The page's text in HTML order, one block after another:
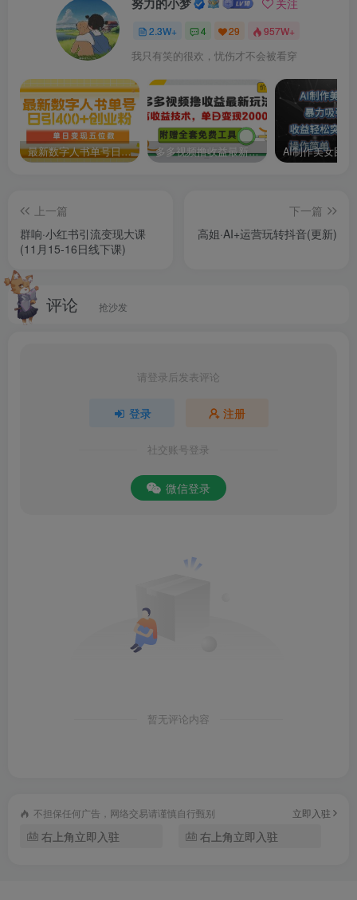
03.如何快速找到并覆盖阿里在谷歌上SEO.SEM排名靠前的
关键词.mp4
04.阿里国际站如何开启无人直播【半违规，但可行】.mp4
05.阿里国际站账号注册以及养号流程【正确使用买家账号降
低账号被封概率】.mp4
06.阿里国际站买家账号如何提升至L1+层级.mp4
07.阿里国际站如何自己手动给产品补询盘【如何通过筛选快
08.阿里国际站补询盘的注意事项【严格控制转化，提高产品
买家喜好度】.mp4
09.阿里国际站如何使用买家账号给自己直播刷热度【霸榜直
播排名位】.mp4
关注
2.3W+ 4 29 957W+
我只有笑的很欢，忧伤才不会被看穿
最新数字人书单号日400+创业粉，单日变现五位数，市面卖5980附软件和详… 多多视频撸收益最新玩法，高收益技术，单日变现2000+，附赠全套技术资料
上一篇
群响·小红书引流变现大课
(11月15-16日线下课)
下一篇
高姐·AI+运营玩转抖音(更新)
评论 抢沙发
请登录后发表评论
登录 注册
社交账号登录
微信登录
暂无评论内容
不担保任何广告，网络交易请谨慎自行甄别 立即入驻
右上角立即入驻 右上角立即入驻